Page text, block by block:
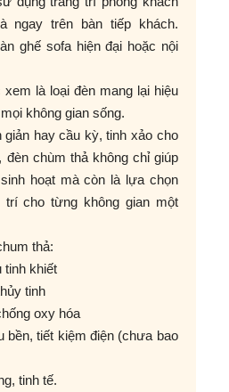
trên bàn tiếp khách.
ghế sofa hiện đại hoặc nội
là loại đèn mang lại hiệu
không gian sống.
giản hay cầu kỳ, tinh xảo cho
đèn chùm thả không chỉ giúp
hoạt mà còn là lựa chọn
trí cho từng không gian một
thả:
tinh khiết
tinh
oxy hóa
bền, tiết kiệm điện (chưa bao
tinh tế.